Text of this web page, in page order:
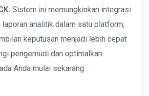
Sistem ini memungkinkan integrasi
laporan analitik dalam satu platform,
keputusan menjadi lebih cepat
pengemudi dan optimalkan
Anda mulai sekarang.